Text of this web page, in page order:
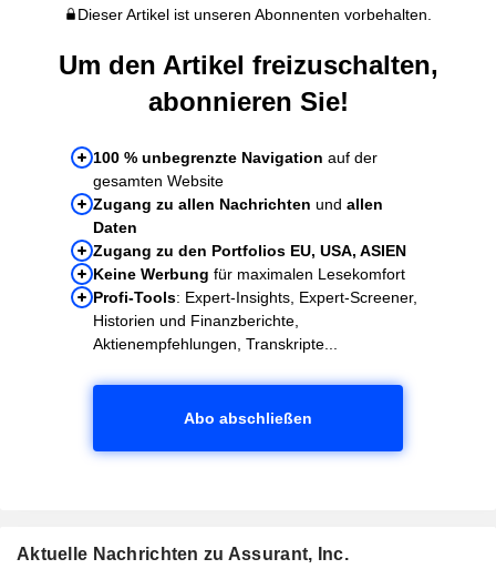
Dieser Artikel ist unseren Abonnenten vorbehalten.
Um den Artikel freizuschalten,
abonnieren Sie!
100 % unbegrenzte Navigation auf der
gesamten Website
Zugang zu allen Nachrichten und allen
Daten
Zugang zu den Portfolios EU, USA, ASIEN
Keine Werbung für maximalen Lesekomfort
Profi-Tools: Expert-Insights, Expert-Screener,
Historien und Finanzberichte,
Aktienempfehlungen, Transkripte...
Abo abschließen
Aktuelle Nachrichten zu Assurant, Inc.